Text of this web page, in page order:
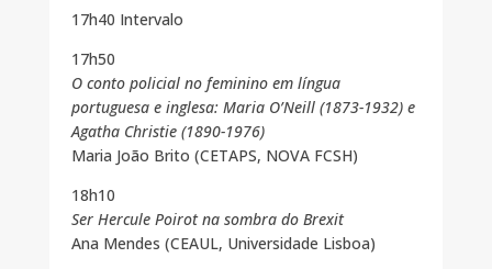
17h40 Intervalo
17h50
O conto policial no feminino em língua
portuguesa e inglesa: Maria O’Neill (1873-1932) e
Agatha Christie (1890-1976)
Maria João Brito (CETAPS, NOVA FCSH)
18h10
Ser Hercule Poirot na sombra do Brexit
Ana Mendes (CEAUL, Universidade Lisboa)